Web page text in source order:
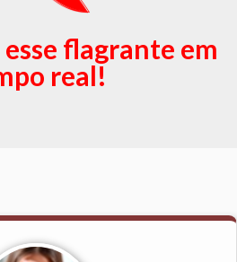
flagrante em
real!